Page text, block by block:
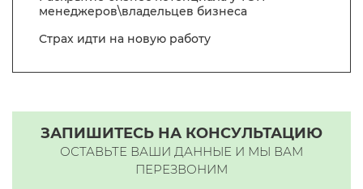
менеджеров\владельцев бизнеса
Страх идти на новую работу
ЗАПИШИТЕСЬ НА КОНСУЛЬТАЦИЮ
ОСТАВЬТЕ ВАШИ ДАННЫЕ И МЫ ВАМ
ПЕРЕЗВОНИМ